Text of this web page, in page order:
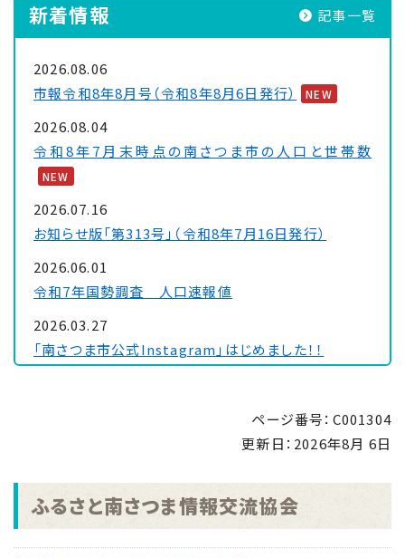
新着情報 記事一覧
2026.08.06
市報令和8年8月号（令和8年8月6日発行）
NEW
2026.08.04
令和8年7月末時点の南さつま市の人口と世帯数
NEW
2026.07.16
お知らせ版「第313号」（令和8年7月16日発行）
2026.06.01
令和7年国勢調査 人口速報値
2026.03.27
「南さつま市公式Instagram」はじめました！！
令和6年度版「統計みなみさつま」
ページ番号：C001304
更新日： 2026年8月 6日
ふるさと南さつま情報交流協会